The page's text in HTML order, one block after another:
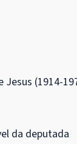
Jesus (1914-
da deputada